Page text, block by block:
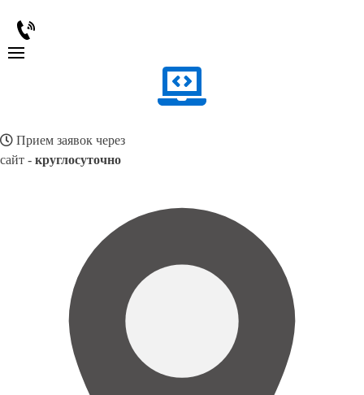
Прием заявок через
сайт - круглосуточно